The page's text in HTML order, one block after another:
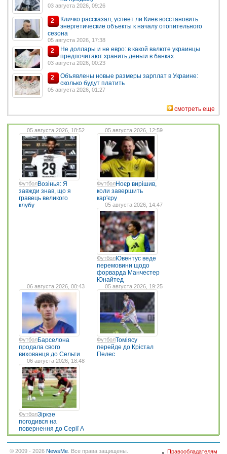
03 августа 2026, 09:26
2
Кличко рассказал, успеет ли Киев восстановить
энергетические объекты к началу отопительного
сезона
05 августа 2026, 17:38
2
Не доллары и не евро: в какой валюте украинцы
предпочитают хранить деньги в банках
03 августа 2026, 00:23
2
Объявлены новые размеры зарплат в Украине:
сколько будут платить
05 августа 2026, 01:27
смотреть еще
05 августа 2026, 18:52
ФутболВозінья: Я
завжди знав, що я
гравець великого
клубу
05 августа 2026, 12:59
ФутболНоєр вирішив,
коли завершить
кар'єру
05 августа 2026, 14:47
ФутболЮвентус веде
перемовини щодо
форварда Манчестер
Юнайтед
06 августа 2026, 00:43
ФутболБарселона
продала свого
вихованця до Сельти
05 августа 2026, 19:25
ФутболТоміясу
перейде до Крістал
Пелес
06 августа 2026, 18:48
ФутболЗіркзе
погодився на
повернення до Серії А
© 2009 - 2026 NewsMe . Все права защищены.
Правообладателям